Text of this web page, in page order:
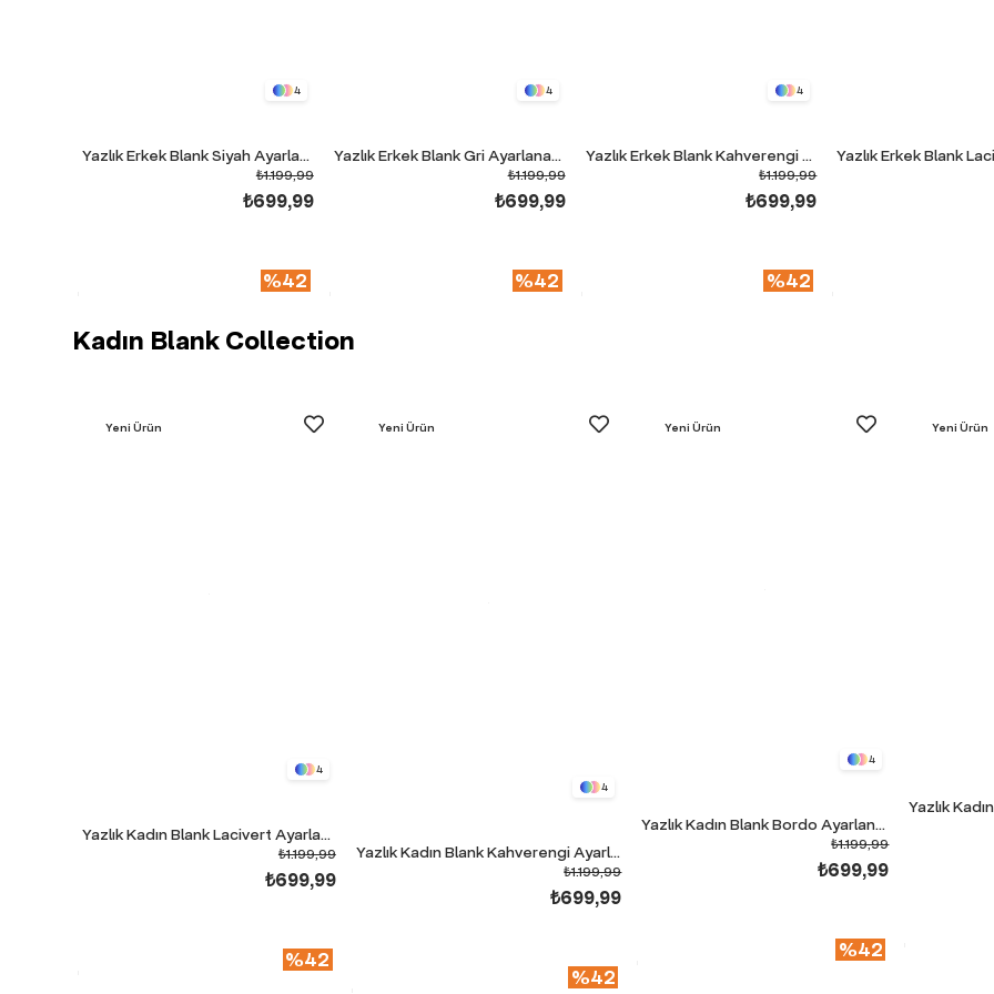
4
Yazlık Erkek Blank Siyah Ayarlanabilir Paça Baggy Eşofman Altı
₺699,99
₺1.199,99
%42
4
Yazlık Erkek Blank Gri Ayarlanabilir Paça Baggy Eşofman Altı
₺699,99
₺1.199,99
%42
4
Yazlık Erkek Blank Kahverengi Ayarlanabilir Paça Baggy Eşofman Altı
₺699,99
₺1.199,99
%42
Kadın Blank Collection
4
Yazlık Kadın Blank Lacivert Ayarlanabilir Paça Eşofman Alt
₺699,99
₺1.199,99
%42
Yeni Ürün
4
Yazlık Kadın Blank Kahverengi Ayarlanabilir Paça Eşofman Alt
₺699,99
₺1.199,99
%42
Yeni Ürün
4
Yazlık Kadın Blank Bordo Ayarlanabilir Paça Eşofman Alt
₺699,99
₺1.199,99
%42
Yeni Ürün Yeni Ürün